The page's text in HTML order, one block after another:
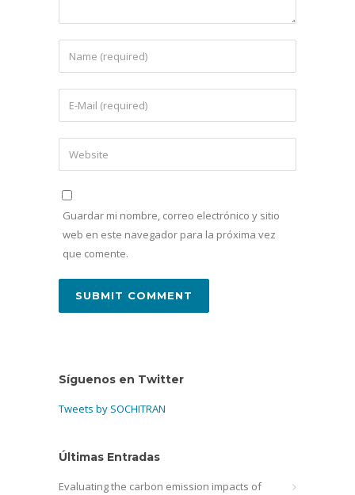
Guardar mi nombre, correo electrónico y sitio
web en este navegador para la próxima vez
que comente.
Síguenos en Twitter
Tweets by SOCHITRAN
Últimas Entradas
Evaluating the carbon emission impacts of